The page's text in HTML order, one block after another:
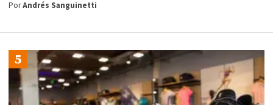
PorAndrés Sanguinetti